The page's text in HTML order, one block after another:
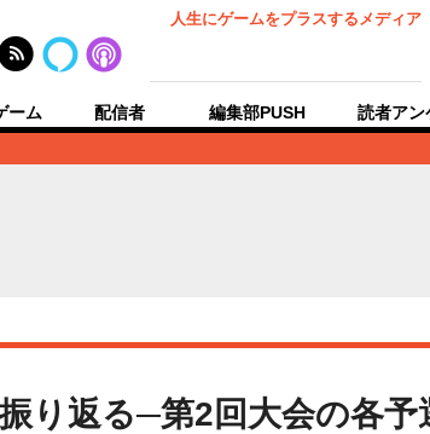
人生にゲームをプラスするメディア
ーム 配信者 編集部PUSH 読者アン
り返る─第2回大会の各